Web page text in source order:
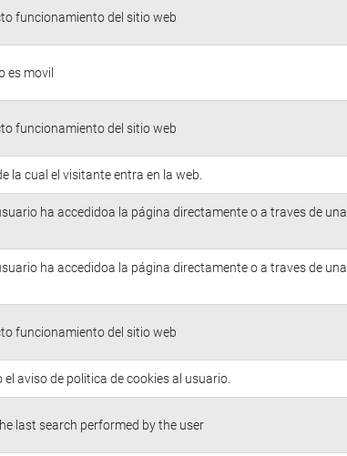
funcionamiento del sitio web
es movil
funcionamiento del sitio web
la cual el visitante entra en la web.
ha accedidoa la página directamente o a traves de una
ha accedidoa la página directamente o a traves de una
funcionamiento del sitio web
aviso de politica de cookies al usuario.
last search performed by the user